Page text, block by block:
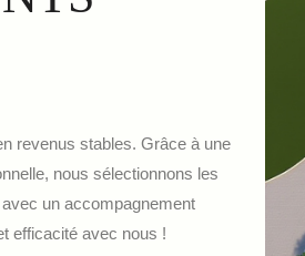
revenus stables. Grâce à une
nous sélectionnons les
un accompagnement
efficacité avec nous !